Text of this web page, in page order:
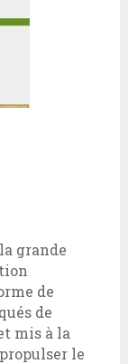
grande
de
de
mis à la
le